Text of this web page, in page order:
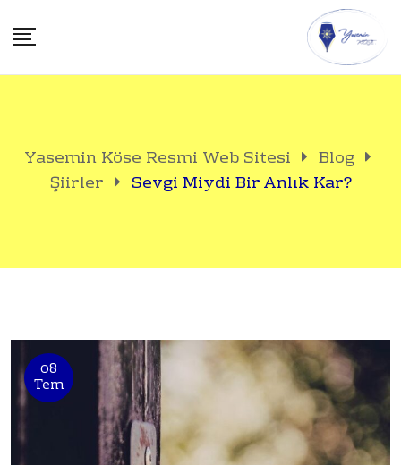
to
Yasemin Köse Resmi Web Sitesi
Blog
Şiirler
Sevgi Miydi Bir Anlık Kar?
08
Tem